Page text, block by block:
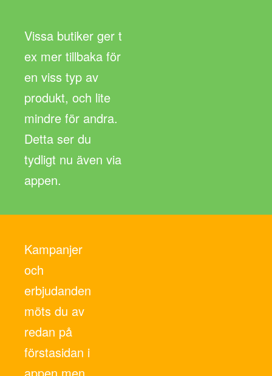
Vissa butiker ger t
ex mer tillbaka för
en viss typ av
produkt, och lite
mindre för andra.
Detta ser du
tydligt nu även via
appen.
Kampanjer
och
erbjudanden
möts du av
redan på
förstasidan i